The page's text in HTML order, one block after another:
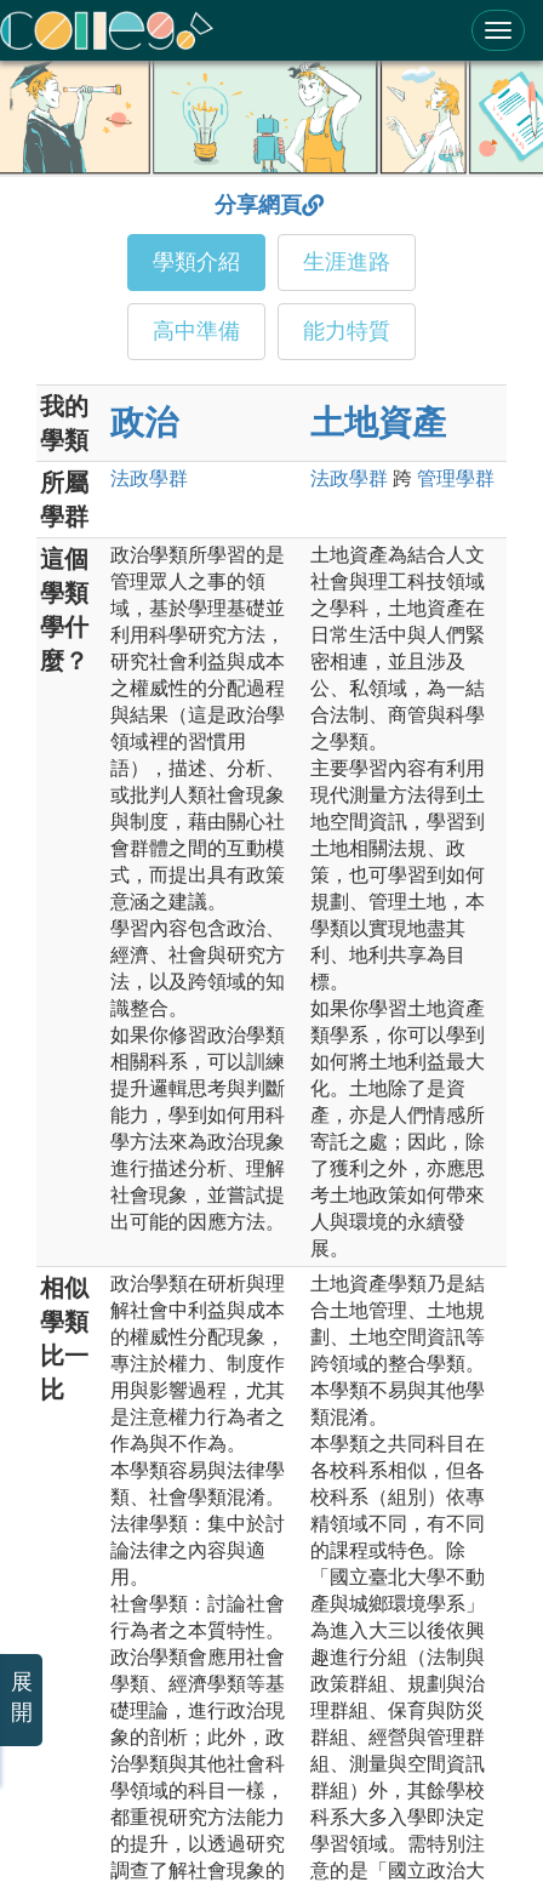
ColleGo! 大學選才與高中育才輔助系統
分享網頁
學類介紹 生涯進路
高中準備 能力特質
我的
學類
政治 土地資產
所屬
學群
法政學群 法政學群 跨 管理學群
這個
學類
學什
麼？
政治學類所學習的是
管理眾人之事的領
域，基於學理基礎並
利用科學研究方法，
研究社會利益與成本
之權威性的分配過程
與結果（這是政治學
領域裡的習慣用
語），描述、分析、
或批判人類社會現象
與制度，藉由關心社
會群體之間的互動模
式，而提出具有政策
意涵之建議。
學習內容包含政治、
經濟、社會與研究方
法，以及跨領域的知
識整合。
如果你修習政治學類
相關科系，可以訓練
提升邏輯思考與判斷
能力，學到如何用科
學方法來為政治現象
進行描述分析、理解
社會現象，並嘗試提
出可能的因應方法。
土地資產為結合人文
社會與理工科技領域
之學科，土地資產在
日常生活中與人們緊
密相連，並且涉及
公、私領域，為一結
合法制、商管與科學
之學類。
主要學習內容有利用
現代測量方法得到土
地空間資訊，學習到
土地相關法規、政
策，也可學習到如何
規劃、管理土地，本
學類以實現地盡其
利、地利共享為目
標。
如果你學習土地資產
類學系，你可以學到
如何將土地利益最大
化。土地除了是資
產，亦是人們情感所
寄託之處；因此，除
了獲利之外，亦應思
考土地政策如何帶來
人與環境的永續發
展。
相似
學類
比一
比
政治學類在研析與理
解社會中利益與成本
的權威性分配現象，
專注於權力、制度作
用與影響過程，尤其
是注意權力行為者之
作為與不作為。
本學類容易與法律學
類、社會學類混淆。
法律學類：集中於討
論法律之內容與適
用。
社會學類：討論社會
行為者之本質特性。
政治學類會應用社會
學類、經濟學類等基
礎理論，進行政治現
象的剖析；此外，政
治學類與其他社會科
學領域的科目一樣，
都重視研究方法能力
的提升，以透過研究
調查了解社會現象的
土地資產學類乃是結
合土地管理、土地規
劃、土地空間資訊等
跨領域的整合學類。
本學類不易與其他學
類混淆。
本學類之共同科目在
各校科系相似，但各
校科系（組別）依專
精領域不同，有不同
的課程或特色。除
「國立臺北大學不動
產與城鄉環境學系」
為進入大三以後依興
趣進行分組（法制與
政策群組、規劃與治
理群組、保育與防災
群組、經營與管理群
組、測量與空間資訊
群組）外，其餘學校
科系大多入學即決定
學習領域。需特別注
意的是「國立政治大
展
開